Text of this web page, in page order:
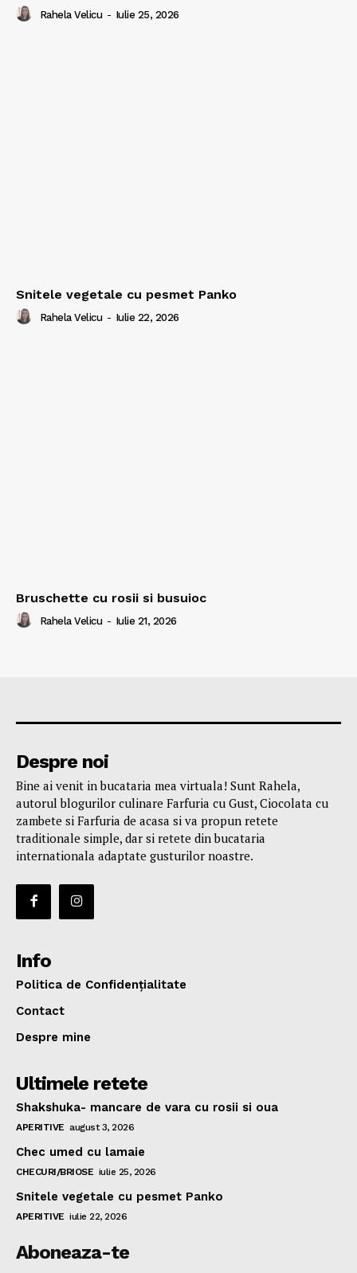
Rahela Velicu - Iulie 25, 2026
Snitele vegetale cu pesmet Panko
Rahela Velicu - Iulie 22, 2026
Bruschette cu rosii si busuioc
Rahela Velicu - Iulie 21, 2026
Despre noi
Bine ai venit in bucataria mea virtuala! Sunt Rahela,
autorul blogurilor culinare Farfuria cu Gust, Ciocolata cu
zambete si Farfuria de acasa si va propun retete
traditionale simple, dar si retete din bucataria
internationala adaptate gusturilor noastre.
Info
Politica de Confidențialitate
Contact
Despre mine
Ultimele retete
Shakshuka- mancare de vara cu rosii si oua
APERITIVE august 3, 2026
Chec umed cu lamaie
CHECURI/BRIOSE iulie 25, 2026
Snitele vegetale cu pesmet Panko
APERITIVE iulie 22, 2026
Aboneaza-te